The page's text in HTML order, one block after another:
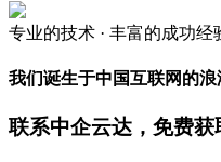
专业的技术 · 丰富的成功经
我们诞生于中国互联网的浪
联系中企云达，免费